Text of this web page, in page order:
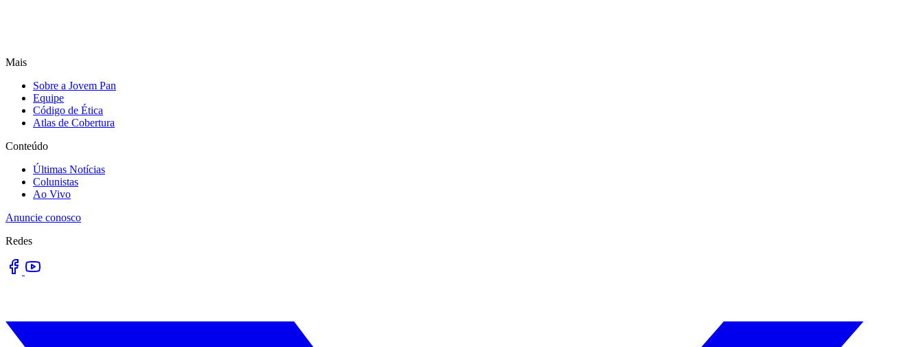
Mais
Sobre a Jovem Pan
Equipe
Código de Ética
Atlas de Cobertura
Conteúdo
Últimas Notícias
Colunistas
Ao Vivo
Anuncie conosco
Redes